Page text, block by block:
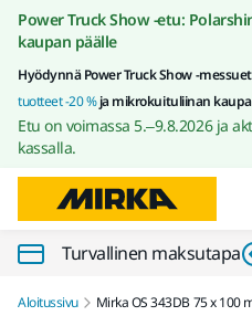
Power Truck Show -etu:
kaupan päälle
Hyödynnä Power Truck Show -
tuotteet -20 %ja mikrokuituliinan
Etu on voimassa 5.–9.8.2026 ja
kassalla.
Turvallinen maksutapa
Aloitussivu Mirka OS 343DB 75 x 100